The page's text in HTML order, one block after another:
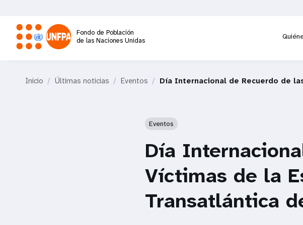
contenido
principal
Fondo de Población
de las Naciones Unidas
Inicio Últimas noticias Eventos Día Internacional de Recuerdo de
Eventos
Día
Víctimas de la
Transatlántica